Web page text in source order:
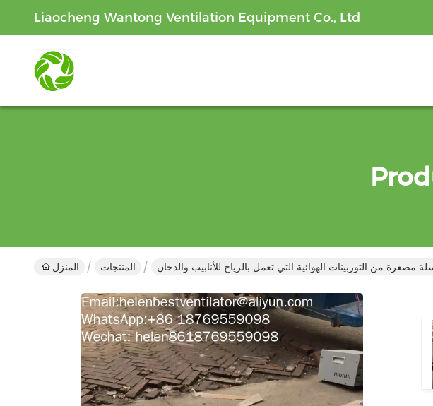
Liaocheng Wantong Ventilation Equipment Co., Ltd
المنزل المنتجات مصغرة من التوربينات الهوائية التي تعمل بالرياح للأنابيب والدخان